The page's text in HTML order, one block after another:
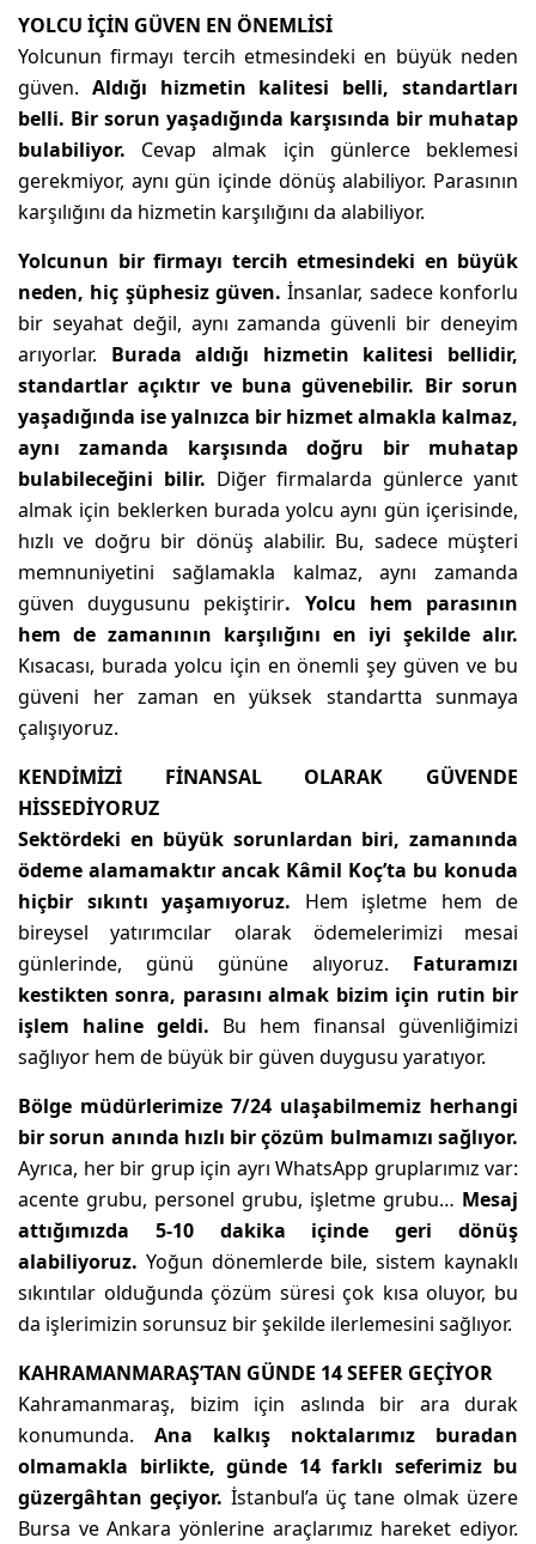
YOLCU İÇİN GÜVEN EN ÖNEMLİSİ
Yolcunun firmayı tercih etmesindeki en büyük neden
güven. Aldığı hizmetin kalitesi belli, standartları
belli. Bir sorun yaşadığında karşısında bir muhatap
bulabiliyor. Cevap almak için günlerce beklemesi
gerekmiyor, aynı gün içinde dönüş alabiliyor. Parasının
karşılığını da hizmetin karşılığını da alabiliyor.
Yolcunun bir firmayı tercih etmesindeki en büyük
neden, hiç şüphesiz güven. İnsanlar, sadece konforlu
bir seyahat değil, aynı zamanda güvenli bir deneyim
arıyorlar. Burada aldığı hizmetin kalitesi bellidir,
standartlar açıktır ve buna güvenebilir. Bir sorun
yaşadığında ise yalnızca bir hizmet almakla kalmaz,
aynı zamanda karşısında doğru bir muhatap
bulabileceğini bilir. Diğer firmalarda günlerce yanıt
almak için beklerken burada yolcu aynı gün içerisinde,
hızlı ve doğru bir dönüş alabilir. Bu, sadece müşteri
memnuniyetini sağlamakla kalmaz, aynı zamanda
güven duygusunu pekiştirir. Yolcu hem parasının
hem de zamanının karşılığını en iyi şekilde alır.
Kısacası, burada yolcu için en önemli şey güven ve bu
güveni her zaman en yüksek standartta sunmaya
çalışıyoruz.
KENDİMİZİ FİNANSAL OLARAK GÜVENDE
HİSSEDİYORUZ
Sektördeki en büyük sorunlardan biri, zamanında
ödeme alamamaktır ancak Kâmil Koç’ta bu konuda
hiçbir sıkıntı yaşamıyoruz. Hem işletme hem de
bireysel yatırımcılar olarak ödemelerimizi mesai
günlerinde, günü gününe alıyoruz. Faturamızı
kestikten sonra, parasını almak bizim için rutin bir
işlem haline geldi. Bu hem finansal güvenliğimizi
sağlıyor hem de büyük bir güven duygusu yaratıyor.
Bölge müdürlerimize 7/24 ulaşabilmemiz herhangi
bir sorun anında hızlı bir çözüm bulmamızı sağlıyor.
Ayrıca, her bir grup için ayrı WhatsApp gruplarımız var:
acente grubu, personel grubu, işletme grubu… Mesaj
attığımızda 5-10 dakika içinde geri dönüş
alabiliyoruz. Yoğun dönemlerde bile, sistem kaynaklı
sıkıntılar olduğunda çözüm süresi çok kısa oluyor, bu
da işlerimizin sorunsuz bir şekilde ilerlemesini sağlıyor.
KAHRAMANMARAŞ’TAN GÜNDE 14 SEFER GEÇİYOR
Kahramanmaraş, bizim için aslında bir ara durak
konumunda. Ana kalkış noktalarımız buradan
olmamakla birlikte, günde 14 farklı seferimiz bu
güzergâhtan geçiyor. İstanbul’a üç tane olmak üzere
Bursa ve Ankara yönlerine araçlarımız hareket ediyor.